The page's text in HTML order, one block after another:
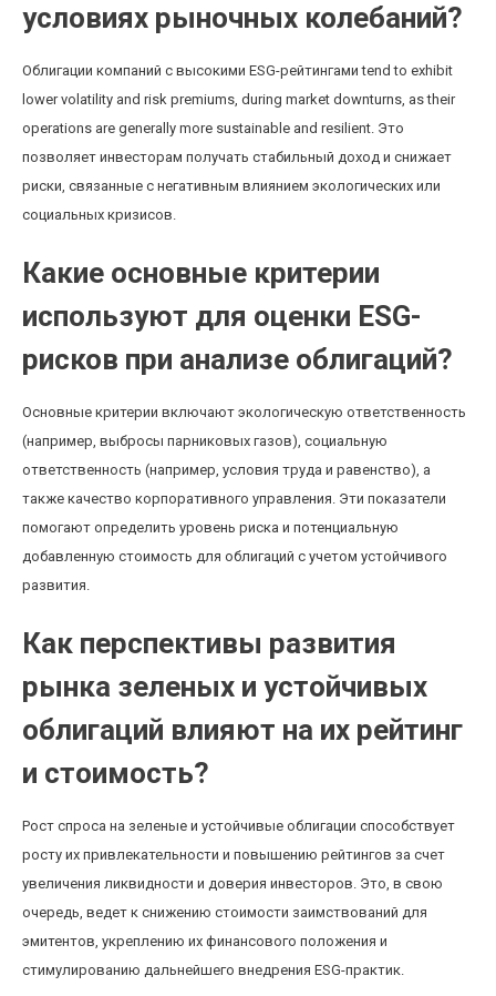
условиях рыночных колебаний?
Облигации компаний с высокими ESG-рейтингами tend to exhibit
lower volatility and risk premiums, during market downturns, as their
operations are generally more sustainable and resilient. Это
позволяет инвесторам получать стабильный доход и снижает
риски, связанные с негативным влиянием экологических или
социальных кризисов.
Какие основные критерии
используют для оценки ESG-
рисков при анализе облигаций?
Основные критерии включают экологическую ответственность
(например, выбросы парниковых газов), социальную
ответственность (например, условия труда и равенство), а
также качество корпоративного управления. Эти показатели
помогают определить уровень риска и потенциальную
добавленную стоимость для облигаций с учетом устойчивого
развития.
Как перспективы развития
рынка зеленых и устойчивых
облигаций влияют на их рейтинг
и стоимость?
Рост спроса на зеленые и устойчивые облигации способствует
росту их привлекательности и повышению рейтингов за счет
увеличения ликвидности и доверия инвесторов. Это, в свою
очередь, ведет к снижению стоимости заимствований для
эмитентов, укреплению их финансового положения и
стимулированию дальнейшего внедрения ESG-практик.